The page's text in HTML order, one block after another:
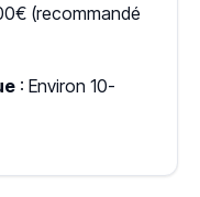
(recommandé
: Environ 10-